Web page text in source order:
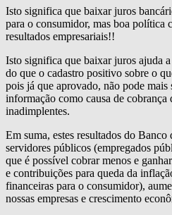
Isto significa que baixar juros
para o consumidor, mas boa política
resultados empresariais!!
Isto significa que baixar juros ajuda
do que o cadastro positivo sobre o
pois já que aprovado, não pode mais
informação como causa de cobrança
inadimplentes.
Em suma, estes resultados do
servidores públicos (empregados
que é possível cobrar menos e
e contribuições para queda da
financeiras para o consumidor),
nossas empresas e crescimento